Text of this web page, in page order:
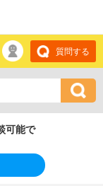
質問する
可能で